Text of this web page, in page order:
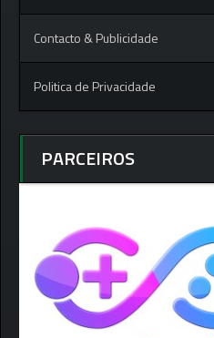
Contacto & Publicidade
Politica de Privacidade
PARCEIROS